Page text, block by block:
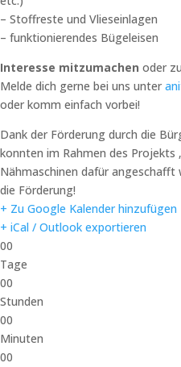
– Stoffreste und Vlieseinlagen
– funktionierendes Bügeleisen
Interesse mitzumachen oder
Melde dich gerne bei uns unter
oder komm einfach vorbei!
Dank der Förderung durch die
konnten im Rahmen des Projekts
Nähmaschinen dafür angeschafft
die Förderung!
+ Zu Google Kalender hinzufügen
+ iCal / Outlook exportieren
00
Tage
00
Stunden
00
Minuten
00